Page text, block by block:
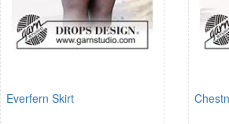
Everfern Skirt